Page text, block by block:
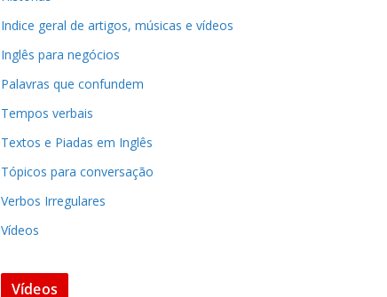
Indice geral de artigos, músicas e vídeos
Inglês para negócios
Palavras que confundem
Tempos verbais
Textos e Piadas em Inglês
Tópicos para conversação
Verbos Irregulares
Vídeos
Vídeos